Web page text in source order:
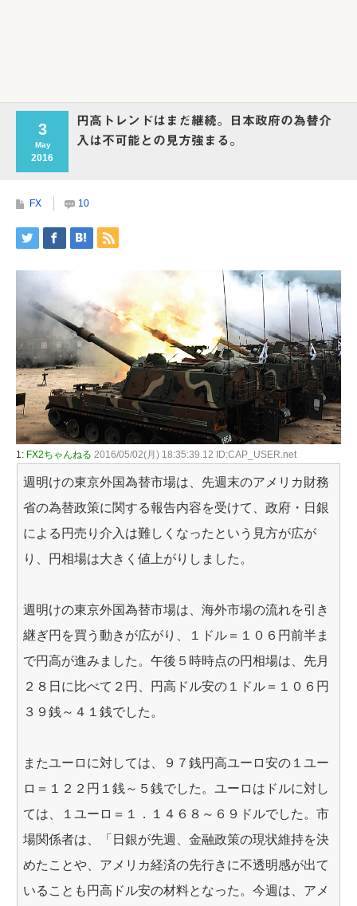
3
May
2016
円高トレンドはまだ継続。日本政府の為替介
入は不可能との見方強まる。
FX 10
1: FX2ちゃんねる 2016/05/02(月) 18:35:39.12 ID:CAP_USER.net
週明けの東京外国為替市場は、先週末のアメリカ財務
省の為替政策に関する報告内容を受けて、政府・日銀
による円売り介入は難しくなったという見方が広が
り、円相場は大きく値上がりしました。
週明けの東京外国為替市場は、海外市場の流れを引き
継ぎ円を買う動きが広がり、１ドル＝１０６円前半ま
で円高が進みました。午後５時時点の円相場は、先月
２８日に比べて２円、円高ドル安の１ドル＝１０６円
３９銭～４１銭でした。
またユーロに対しては、９７銭円高ユーロ安の１ユー
ロ＝１２２円１銭～５銭でした。ユーロはドルに対し
ては、１ユーロ＝１．１４６８～６９ドルでした。市
場関係者は、「日銀が先週、金融政策の現状維持を決
めたことや、アメリカ経済の先行きに不透明感が出て
いることも円高ドル安の材料となった。今週は、アメ